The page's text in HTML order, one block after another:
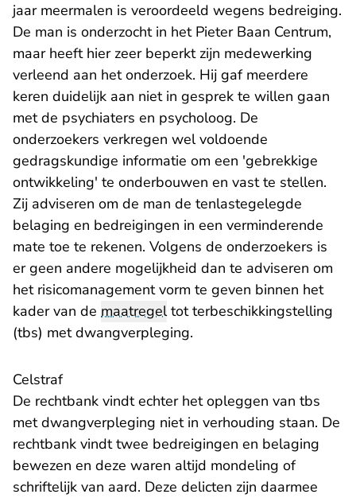
jaar meermalen is veroordeeld wegens bedreiging.
De man is onderzocht in het Pieter Baan Centrum,
maar heeft hier zeer beperkt zijn medewerking
verleend aan het onderzoek. Hij gaf meerdere
keren duidelijk aan niet in gesprek te willen gaan
met de psychiaters en psycholoog. De
onderzoekers verkregen wel voldoende
gedragskundige informatie om een 'gebrekkige
ontwikkeling' te onderbouwen en vast te stellen.
Zij adviseren om de man de tenlastegelegde
belaging en bedreigingen in een verminderende
mate toe te rekenen. Volgens de onderzoekers is
er geen andere mogelijkheid dan te adviseren om
het risicomanagement vorm te geven binnen het
kader van de maatregeltot terbeschikkingstelling
(tbs) met dwangverpleging.
Celstraf
De rechtbank vindt echter het opleggen van tbs
met dwangverpleging niet in verhouding staan. De
rechtbank vindt twee bedreigingen en belaging
bewezen en deze waren altijd mondeling of
schriftelijk van aard. Deze delicten zijn daarmee